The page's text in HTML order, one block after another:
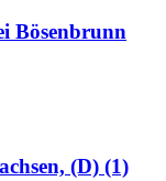
Bösenbrunn
(D) (1)